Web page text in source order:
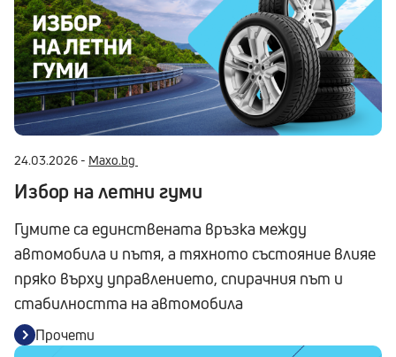
24.03.2026 - Maxo.bg
Избор на летни гуми
Гумите са единствената връзка между
автомобила и пътя, а тяхното състояние влияе
пряко върху управлението, спирачния път и
стабилността на автомобила
Прочети